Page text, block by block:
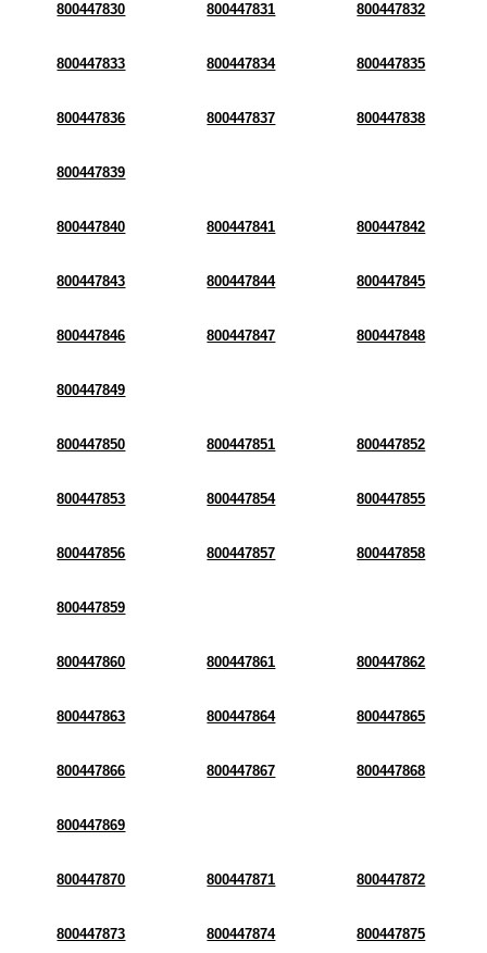
800447830 800447831 800447832
800447833 800447834 800447835
800447836 800447837 800447838
800447839
800447840 800447841 800447842
800447843 800447844 800447845
800447846 800447847 800447848
800447849
800447850 800447851 800447852
800447853 800447854 800447855
800447856 800447857 800447858
800447859
800447860 800447861 800447862
800447863 800447864 800447865
800447866 800447867 800447868
800447869
800447870 800447871 800447872
800447873 800447874 800447875